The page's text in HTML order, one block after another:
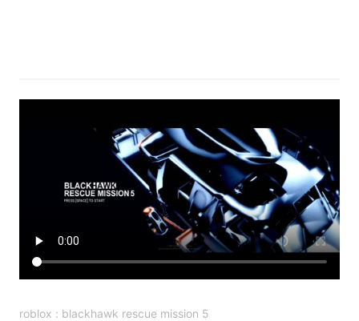
roblox : blackhawk rescue mission 5